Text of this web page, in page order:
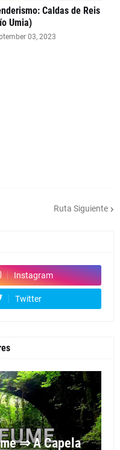
Caldas de Reis
Umia)
03, 2023
Ruta Siguiente
Instagram
Twitter
⇒ A Capela